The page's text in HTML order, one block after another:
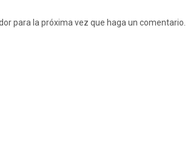
para la próxima vez que haga un comentario.